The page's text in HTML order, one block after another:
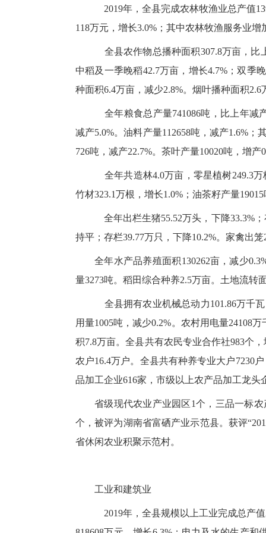
2019年，全县完成农林牧渔业总产值
118万元，增长3.0%；其中农林牧渔服务业增
全县农作物总播种面积307.8万亩，比
中稻及一季晚稻42.7万亩，增长4.7%；双季
种面积6.4万亩，减少2.8%。烟叶播种面积
全年粮食总产量741086吨，比上年减
减产5.0%。油料产量112658吨，减产1.6%；
726吨，减产22.7%。茶叶产量10020吨，增
全年共造林4.0万亩，零星植树249.3万
竹材323.1万根，增长1.0%；油茶籽产量
全年出栏生猪55.52万头，下降33.3%；
持平；存栏39.77万只，下降10.2%。家禽出
全年水产品养殖面积130262亩，减少
量3273吨。稻田综合种养2.5万亩。土地流转
全县拥有农业机械总动力101.86万千瓦
用量1005吨，减少0.2%。农村用电量24108
积7.8万亩。全县共有农民专业合作社983个
农户16.4万户。全县共有种养专业大户7230
品加工企业616家，市级以上农产品加工龙头
省级现代农业产业园区1个，三品一标
个，被评为湖南省富硒产业示范县。获评
省休闲农业积聚示范村。
工业和建筑业
2019年，全县规模以上工业完成总产值